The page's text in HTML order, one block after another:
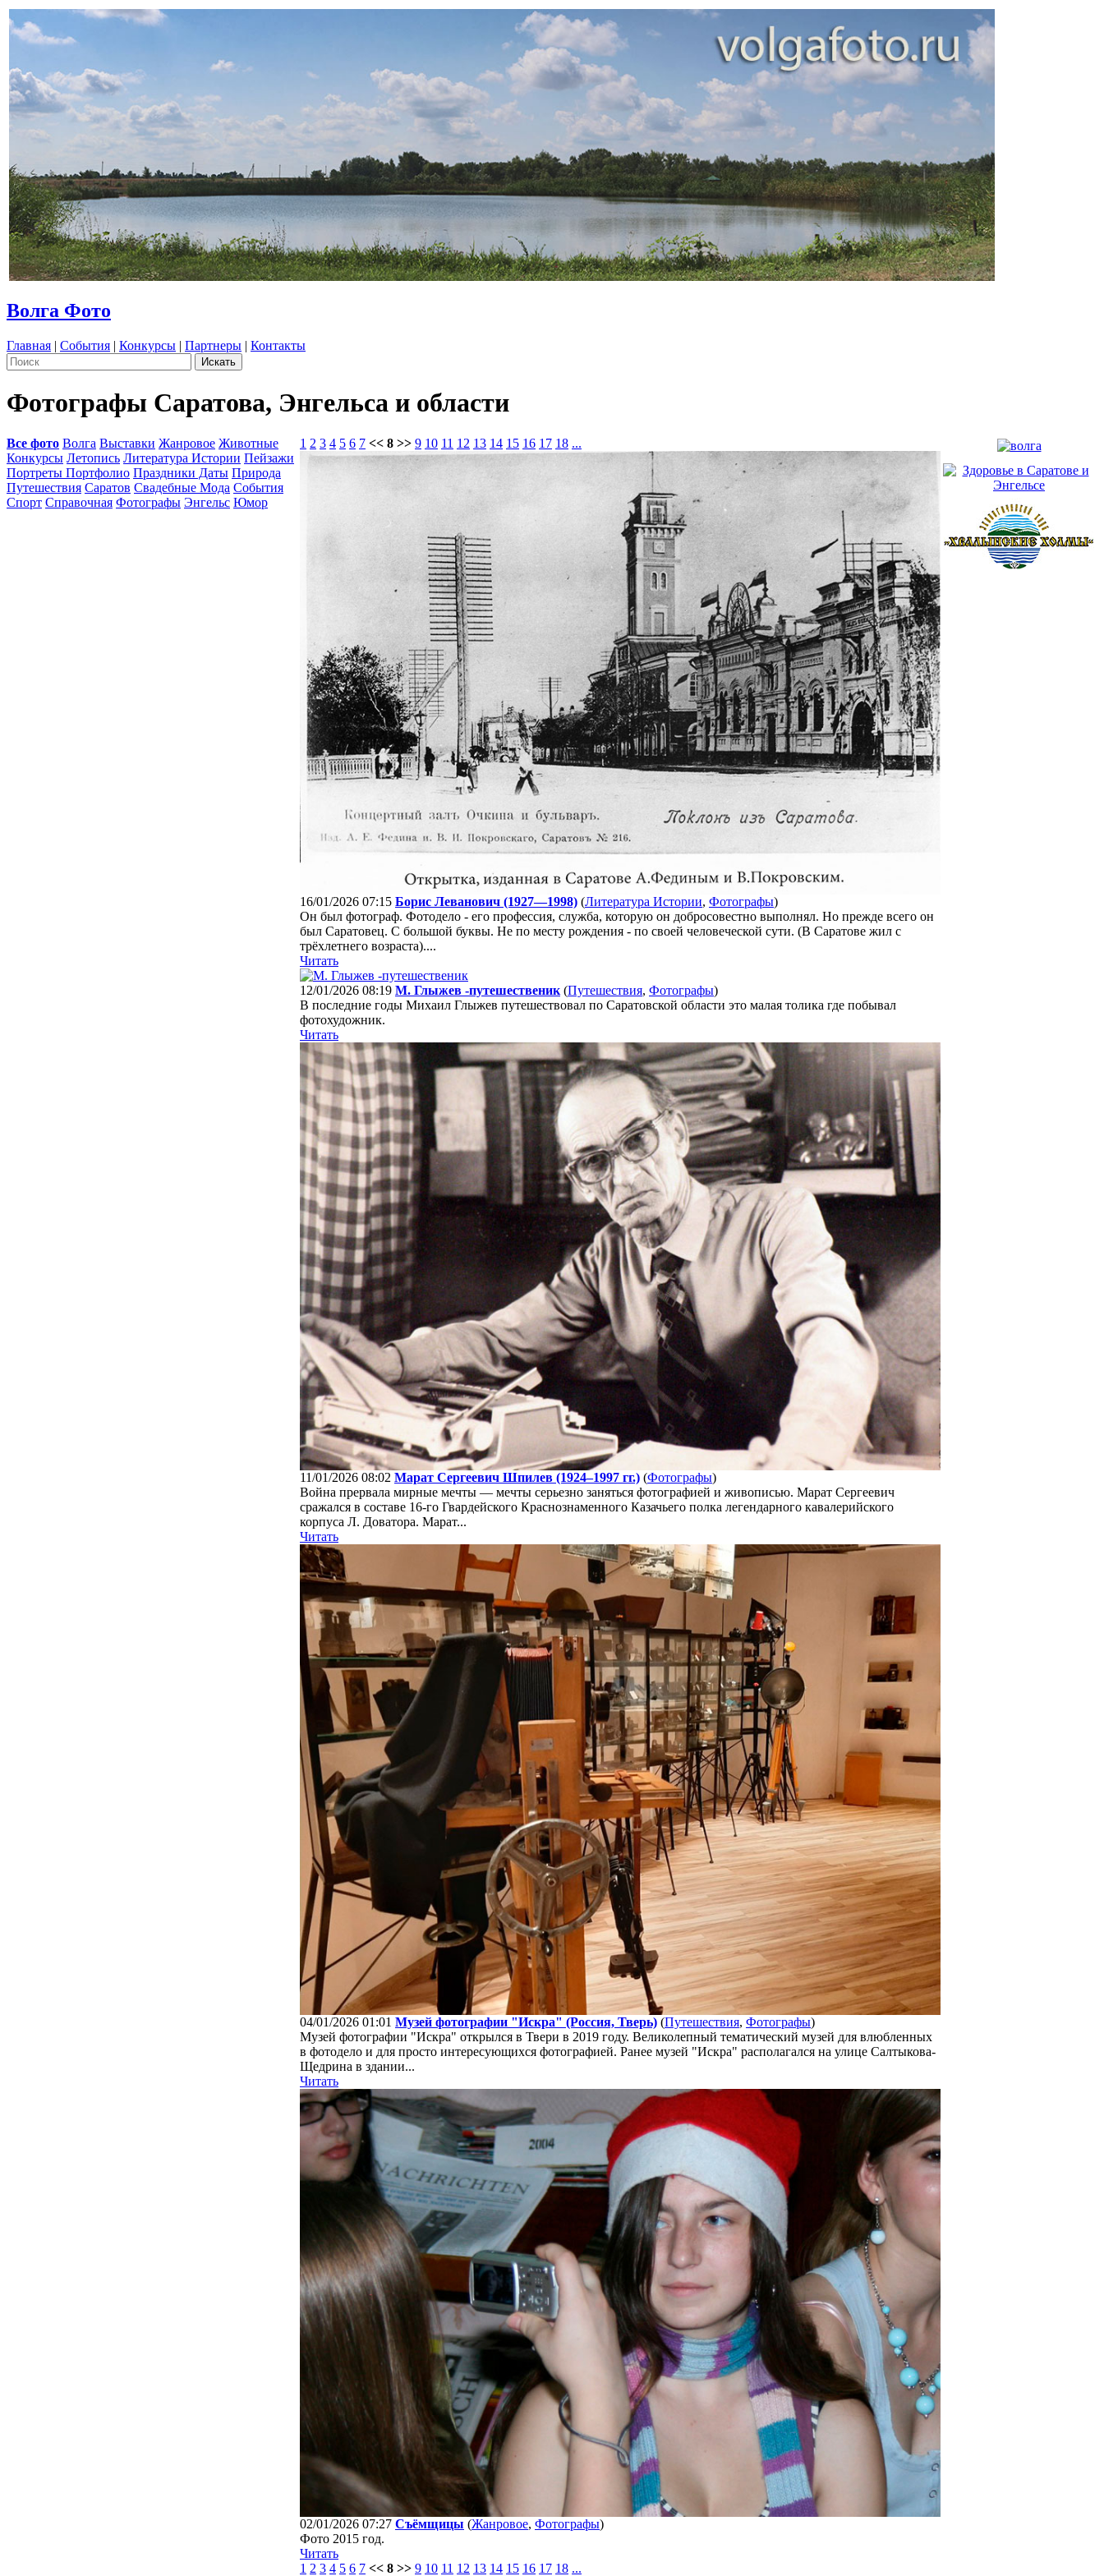
Волга Фото
Главная | События | Конкурсы | Партнеры | Контакты
Фотографы Саратова, Энгельса и области
Все фото Волга Выставки Жанровое Животные
Конкурсы Летопись Литература Истории Пейзажи
Портреты Портфолио Праздники Даты Природа
Путешествия Саратов Свадебные Мода События
Спорт Справочная Фотографы Энгельс Юмор
1 2 3 4 5 6 7 << 8 >> 9 10 11 12 13 14 15 16 17 18 ...
16/01/2026 07:15 Борис Леванович (1927—1998) (Литература Истории, Фотографы)
Он был фотограф. Фотодело - его профессия, служба, которую он добросовестно выполнял. Но прежде всего он
был Саратовец. С большой буквы. Не по месту рождения - по своей человеческой сути. (В Саратове жил с
трёхлетнего возраста)....
Читать
12/01/2026 08:19 М. Глыжев -путешественик (Путешествия, Фотографы)
В последние годы Михаил Глыжев путешествовал по Саратовской области это малая толика где побывал
фотохудожник.
Читать
11/01/2026 08:02 Марат Сергеевич Шпилев (1924–1997 гг.) (Фотографы)
Война прервала мирные мечты — мечты серьезно заняться фотографией и живописью. Марат Сергеевич
сражался в составе 16-го Гвардейского Краснознаменного Казачьего полка легендарного кавалерийского
корпуса Л. Доватора. Марат...
Читать
04/01/2026 01:01 Музей фотографии "Искра" (Россия, Тверь) (Путешествия, Фотографы)
Музей фотографии "Искра" открылся в Твери в 2019 году. Великолепный тематический музей для влюбленных
в фотодело и для просто интересующихся фотографией. Ранее музей "Искра" располагался на улице Салтыкова-
Щедрина в здании...
Читать
02/01/2026 07:27 Съёмщицы (Жанровое, Фотографы)
Фото 2015 год.
Читать
1 2 3 4 5 6 7 << 8 >> 9 10 11 12 13 14 15 16 17 18 ...